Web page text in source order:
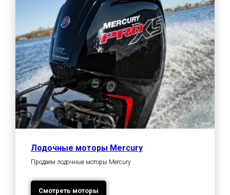
Лодочные моторы Mercury
Продаем лодочные моторы Mercury
Смотреть моторы